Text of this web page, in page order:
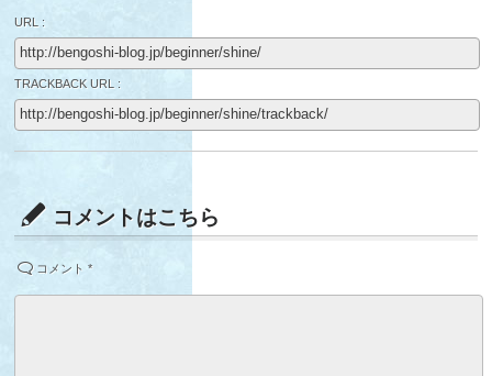
URL :
TRACKBACK URL :
コメントはこちら
コメント *